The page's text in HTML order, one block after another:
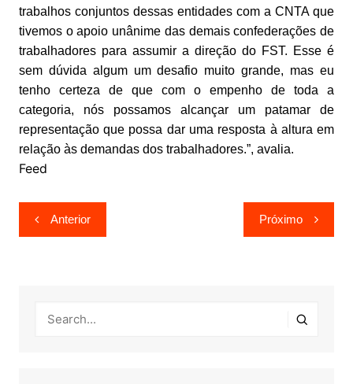
trabalhos conjuntos dessas entidades com a CNTA que
tivemos o apoio unânime das demais confederações de
trabalhadores para assumir a direção do FST. Esse é
sem dúvida algum um desafio muito grande, mas eu
tenho certeza de que com o empenho de toda a
categoria, nós possamos alcançar um patamar de
representação que possa dar uma resposta à altura em
relação às demandas dos trabalhadores.”, avalia.
Feed
Navegação
de
Anterior Próximo